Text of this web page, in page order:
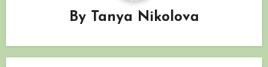
By Tanya Nikolova